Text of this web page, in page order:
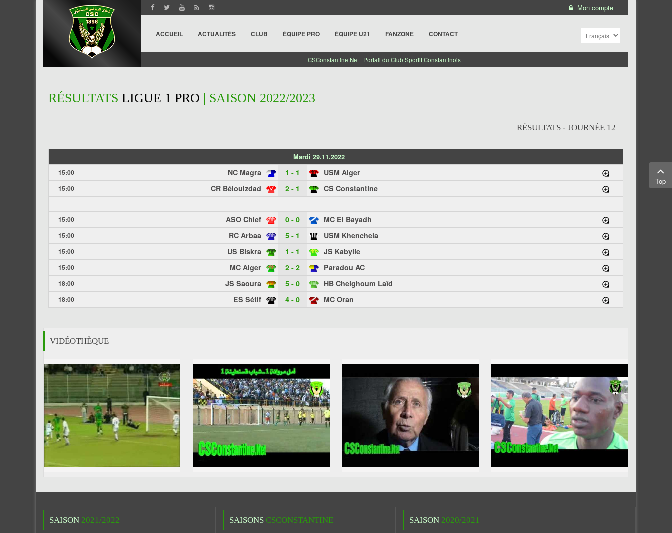
Mon compte
ACCUEIL ACTUALITÉS CLUB ÉQUIPE PRO ÉQUIPE U21 FANZONE CONTACT
CSConstantine.Net | Portail du Club Sportif Constantinois
RÉSULTATS LIGUE 1 PRO | SAISON 2022/2023
RÉSULTATS - JOURNÉE 12
Mardi 29.11.2022
15:00
NC Magra 1 - 1 USM Alger
15:00 CR Bélouizdad 2 - 1 CS Constantine
15:00 ASO Chlef 0 - 0 MC El Bayadh
15:00 RC Arbaa 5 - 1 USM Khenchela
15:00 US Biskra 1 - 1 JS Kabylie
15:00 MC Alger 2 - 2 Paradou AC
18:00 JS Saoura 5 - 0 HB Chelghoum Laïd
18:00 ES Sétif 4 - 0 MC Oran
VIDÉOTHÈQUE
SAISON 2021/2022 SAISONS CSCONSTANTINE SAISON 2020/2021
Top